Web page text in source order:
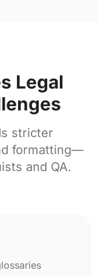
Legal
stricter
formatting—
and QA.